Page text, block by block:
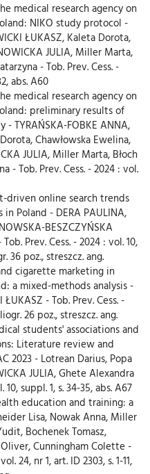
medical research agency on
NIKO study protocol -
ŁUKASZ, Kaleta Dorota,
JULIA, Miller Marta,
- Tob. Prev. Cess. -
abs. A60
medical research agency on
preliminary results of
TYRAŃSKA-FOBKE ANNA,
Chawłowska Ewelina,
JULIA, Miller Marta, Błoch
- Tob. Prev. Cess. - 2024 : vol.
driven online search trends
Poland - DERA PAULINA,
BESZCZYŃSKA
Prev. Cess. - 2024 : vol. 10,
36 poz., streszcz. ang.
cigarette marketing in
a mixed-methods analysis -
- Tob. Prev. Cess. -
26 poz., streszcz. ang.
students' associations and
Literature review and
2023 - Lotrean Darius, Popa
JULIA, Ghete Alexandra
suppl. 1, s. 34-35, abs. A67
education and training: a
Lisa, Nowak Anna, Miller
Bochenek Tomasz,
Cunningham Colette -
24, nr 1, art. ID 2303, s. 1-11,